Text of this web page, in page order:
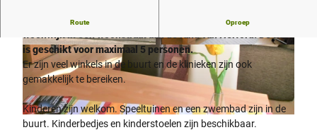
CC-BY-SA
©CC-BY-SA ©CC-BY-SA
Route Oproep
Ruime niet-rokers flat op een zeer rustige locatie en goede
is geschikt voor maximaal 5 personen.
Er zijn veel winkels in de buurt en de klinieken zijn ook
gemakkelijk te bereiken.
Kinderen zijn welkom. Speeltuinen en een zwembad zijn in de
buurt. Kinderbedjes en kinderstoelen zijn beschikbaar.